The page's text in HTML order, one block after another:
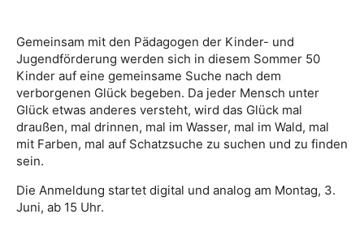
Gemeinsam mit den Pädagogen der Kinder- und
Jugendförderung werden sich in diesem Sommer 50
Kinder auf eine gemeinsame Suche nach dem
verborgenen Glück begeben. Da jeder Mensch unter
Glück etwas anderes versteht, wird das Glück mal
draußen, mal drinnen, mal im Wasser, mal im Wald, mal
mit Farben, mal auf Schatzsuche zu suchen und zu finden
sein.
Die Anmeldung startet digital und analog am Montag, 3.
Juni, ab 15 Uhr.